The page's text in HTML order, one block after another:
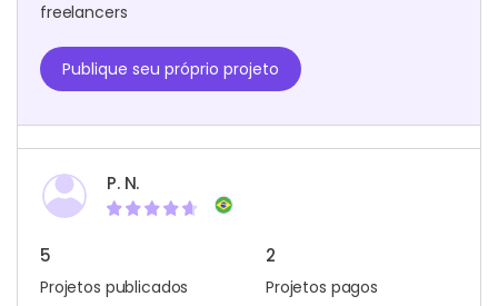
freelancers
Publique seu próprio projeto
P. N.
5
Projetos publicados
2
Projetos pagos